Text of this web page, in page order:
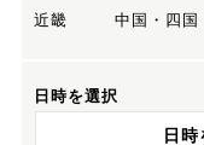
近畿
中国・四国
日時を選択
日